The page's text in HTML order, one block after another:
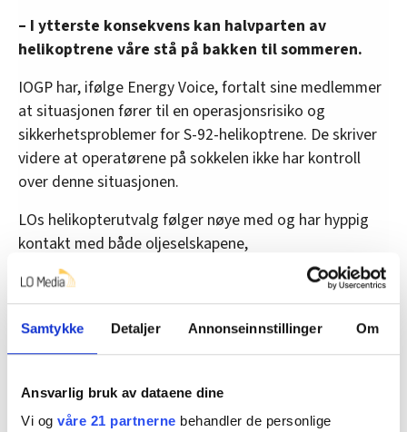
Samtykke Detaljer Annonseinnstillinger Om
Ansvarlig bruk av dataene dine
Vi og våre 21 partnerne behandler de personlige
– I ytterste konsekvens kan halvparten av
helikoptrene våre stå på bakken til sommeren.
IOGP har, ifølge Energy Voice, fortalt sine medlemmer
at situasjonen fører til en operasjonsrisiko og
sikkerhetsproblemer for S-92-helikoptrene. De skriver
videre at operatørene på sokkelen ikke har kontroll
over denne situasjonen.
LOs helikopterutvalg følger nøye med og har hyppig
kontakt med både oljeselskapene,
helikopterselskapene og produsenten om situasjonen.
– Samtidig vedgår de at tilgangen på deler vil være
anstrengt gjennom hele vinteren og våren. Sikorskys
plan er å være «i rute igjen» innen årsskiftet 2024-25,